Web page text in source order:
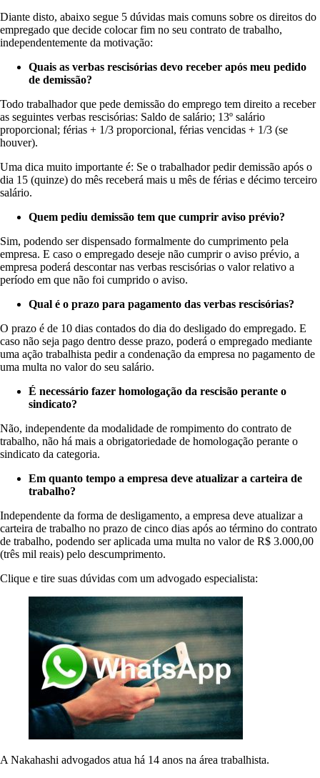
Diante disto, abaixo segue 5 dúvidas mais comuns sobre os direitos do
empregado que decide colocar fim no seu contrato de trabalho,
independentemente da motivação:
Quais as verbas rescisórias devo receber após meu pedido
de demissão?
Todo trabalhador que pede demissão do emprego tem direito a receber
as seguintes verbas rescisórias: Saldo de salário; 13º salário
proporcional; férias + 1/3 proporcional, férias vencidas + 1/3 (se
houver).
Uma dica muito importante é: Se o trabalhador pedir demissão após o
dia 15 (quinze) do mês receberá mais u mês de férias e décimo terceiro
salário.
Quem pediu demissão tem que cumprir aviso prévio?
Sim, podendo ser dispensado formalmente do cumprimento pela
empresa. E caso o empregado deseje não cumprir o aviso prévio, a
empresa poderá descontar nas verbas rescisórias o valor relativo a
período em que não foi cumprido o aviso.
Qual é o prazo para pagamento das verbas rescisórias?
O prazo é de 10 dias contados do dia do desligado do empregado. E
caso não seja pago dentro desse prazo, poderá o empregado mediante
uma ação trabalhista pedir a condenação da empresa no pagamento de
uma multa no valor do seu salário.
É necessário fazer homologação da rescisão perante o
sindicato?
Não, independente da modalidade de rompimento do contrato de
trabalho, não há mais a obrigatoriedade de homologação perante o
sindicato da categoria.
Em quanto tempo a empresa deve atualizar a carteira de
trabalho?
Independente da forma de desligamento, a empresa deve atualizar a
carteira de trabalho no prazo de cinco dias após ao término do contrato
de trabalho, podendo ser aplicada uma multa no valor de R$ 3.000,00
(três mil reais) pelo descumprimento.
Clique e tire suas dúvidas com um advogado especialista:
A Nakahashi advogados atua há 14 anos na área trabalhista.